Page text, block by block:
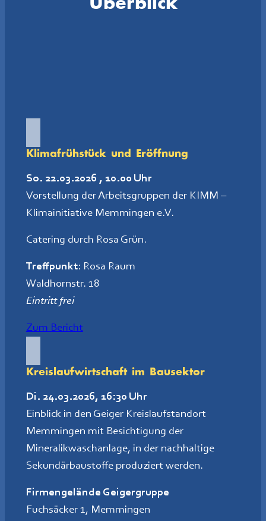
Klimafrühstück und Eröffnung
So. 22.03.2026 , 10.00 Uhr
Vorstellung der Arbeitsgruppen der KIMM –
Klimainitiative Memmingen e.V.
Catering durch Rosa Grün.
Treffpunkt: Rosa Raum
Waldhornstr. 18
Eintritt frei
Zum Bericht
Kreislaufwirtschaft im Bausektor
Di. 24.03.2026, 16:30 Uhr
Einblick in den Geiger Kreislaufstandort
Memmingen mit Besichtigung der
Mineralikwaschanlage, in der nachhaltige
Sekundärbaustoffe produziert werden.
Firmengelände Geigergruppe
Fuchsäcker 1, Memmingen